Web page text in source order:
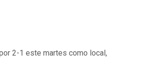
2-1 este martes como local,